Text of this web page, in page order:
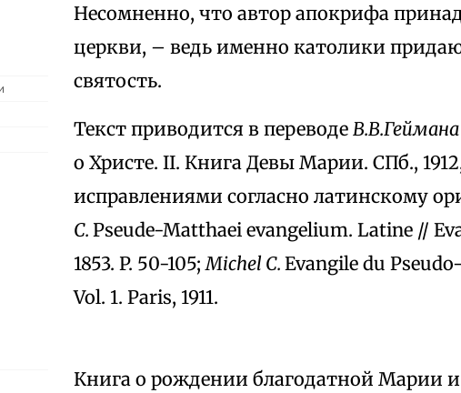
Несомненно, что автор апокрифа
церкви, – ведь именно католики
святость.
Текст приводится в переводе
о Христе. II. Книга Девы Марии. СПб.,
исправлениями согласно латинскому
С. Pseude-Matthaei evangelium. Latine //
1853. P. 50-105; Michel C. Evangile du
Vol. 1. Paris, 1911.
Книга о рождении благодатной Марии и